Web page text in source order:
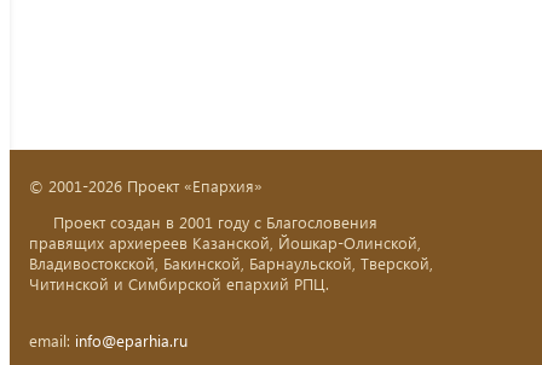
© 2001-2026 Проект «Епархия»
Проект создан в 2001 году с Благословения
правящих архиереев Казанской, Йошкар-Олинской,
Владивостокской, Бакинской, Барнаульской, Тверской,
Читинской и Симбирской епархий РПЦ.
email: info@eparhia.ru